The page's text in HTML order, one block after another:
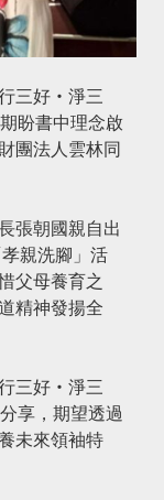
三好‧淨三
盼書中理念啟
團法人雲林同
張朝國親自出
親洗腳」活
父母養育之
精神發揚全
三好‧淨三
享，期望透過
未來領袖特